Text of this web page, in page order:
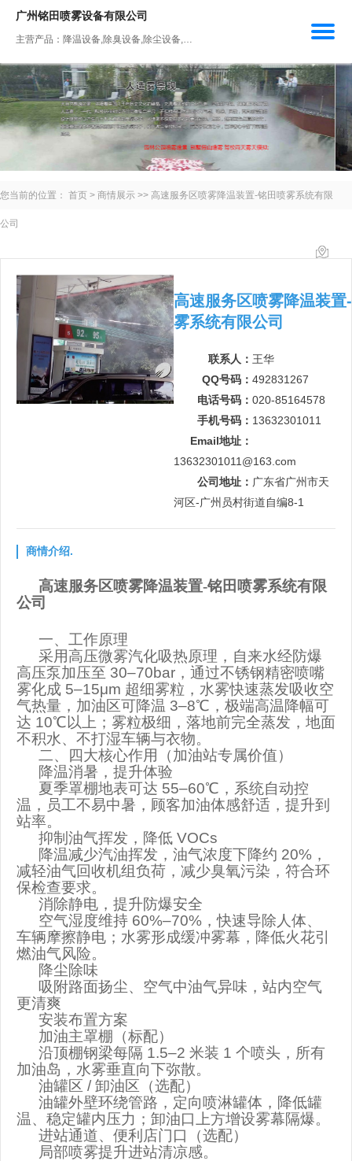
广州铭田喷雾设备有限公司
主营产品：降温设备,除臭设备,除尘设备,人工造雾设备,加湿设备
您当前的位置： 首页 > 商情展示 >> 高速服务区喷雾降温装置-铭田喷雾系统有限
公司
高速服务区喷雾降温装置
雾系统有限公司
联系人： 王华
QQ号码： 492831267
电话号码： 020-85164578
手机号码： 13632301011
Email地址：
13632301011@163.com
公司地址： 广东省广州市天
河区-广州员村街道自编8-1
商情介绍.
高速服务区喷雾降温装置-铭田喷雾系统有限
公司
一、工作原理
采用高压微雾汽化吸热原理，自来水经防爆
高压泵加压至 30–70bar ，通过不锈钢精密喷嘴
雾化成 5–15μm 超细雾粒，水雾快速蒸发吸收空
气热量，加油区可降温 3–8℃，极端高温降幅可
达 10℃以上；雾粒极细，落地前完全蒸发，地面
不积水、不打湿车辆与衣物。
二、四大核心作用（加油站专属价值）
降温消暑，提升体验
夏季罩棚地表可达 55–60℃，系统自动控
温，员工不易中暑，顾客加油体感舒适，提升到
站率。
抑制油气挥发，降低 VOCs
降温减少汽油挥发，油气浓度下降约 20% ，
减轻油气回收机组负荷，减少臭氧污染，符合环
保检查要求。
消除静电，提升防爆安全
空气湿度维持 60%–70% ，快速导除人体、
车辆摩擦静电；水雾形成缓冲雾幕，降低火花引
燃油气风险。
降尘除味
吸附路面扬尘、空气中油气异味，站内空气
更清爽
安装布置方案
加油主罩棚（标配）
沿顶棚钢梁每隔 1.5–2 米装 1 个喷头， 所有
加油岛，水雾垂直向下弥散。
油罐区 / 卸油区（选配）
油罐外壁环绕管路，定向喷淋罐体，降低罐
温、稳定罐内压力；卸油口上方增设雾幕隔爆。
进站通道、便利店门口（选配）
局部喷雾提升进站清凉感。